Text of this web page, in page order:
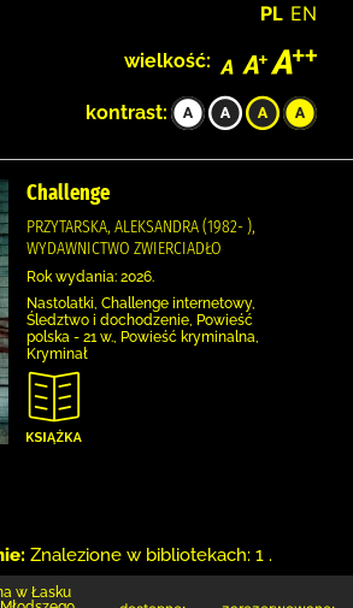
PL EN
wielkość:
kontrast:
Challenge
PRZYTARSKA, ALEKSANDRA (1982- ),
WYDAWNICTWO ZWIERCIADŁO
Rok wydania: 2026.
Nastolatki, Challenge internetowy,
Śledztwo i dochodzenie, Powieść
polska - 21 w., Powieść kryminalna,
Kryminał
Znalezione w bibliotekach: 1 .
w Łasku